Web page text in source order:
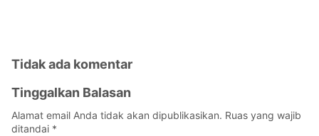
Tidak ada komentar
Tinggalkan Balasan
Alamat email Anda tidak akan dipublikasikan. Ruas yang wajib
ditandai *